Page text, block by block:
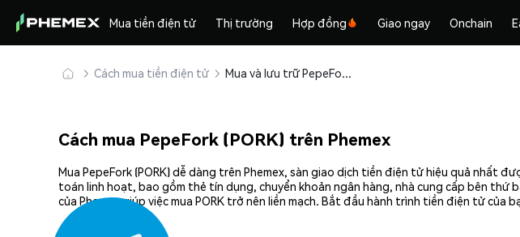
Mua tiền điện tử Thị trường Hợp đồng Giao ngay Onchain
Cách mua tiền điện tử Mua và lưu trữ PepeFork (PORK) an toàn
Cách mua PepeFork (PORK) trên Phemex
Mua PepeFork (PORK) dễ dàng trên Phemex, sàn giao dịch tiền điện tử hiệu quả
toán linh hoạt, bao gồm thẻ tín dụng, chuyển khoản ngân hàng, nhà cung cấp bên
của Phemex giúp việc mua PORK trở nên liền mạch. Bắt đầu hành trình tiền điện tử của